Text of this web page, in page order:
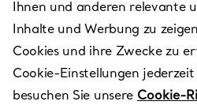
Land/Standort
Ihnen und anderen relevante
Inhalte und Werbung zu
Cookies und ihre Zwecke zu
Cookie-Einstellungen
besuchen Sie unsere Cookie-